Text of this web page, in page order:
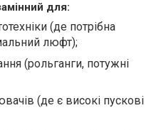
для:
(де потрібна
люфт);
(рольганги, потужні
(де є високі пускові